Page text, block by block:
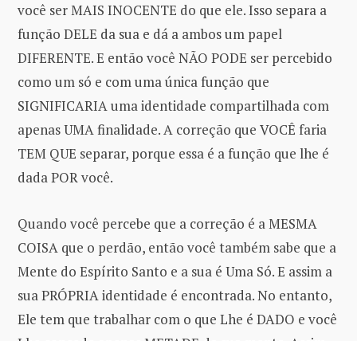
você ser MAIS INOCENTE do que ele. Isso separa a
função DELE da sua e dá a ambos um papel
DIFERENTE. E então você NÃO PODE ser percebido
como um só e com uma única função que
SIGNIFICARIA uma identidade compartilhada com
apenas UMA finalidade. A correção que VOCÊ faria
TEM QUE separar, porque essa é a função que lhe é
dada POR você.
Quando você percebe que a correção é a MESMA
COISA que o perdão, então você também sabe que a
Mente do Espírito Santo e a sua é Uma Só. E assim a
sua PRÓPRIA identidade é encontrada. No entanto,
Ele tem que trabalhar com o que Lhe é DADO e você